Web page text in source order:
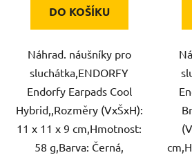
DO KOŠÍKU
Náhrad. náušníky pro
sluchátka,ENDORFY
Endorfy Earpads Cool
Hybrid,,Rozměry (VxŠxH):
11 x 11 x 9 cm,Hmotnost:
58 g,Barva: Černá,